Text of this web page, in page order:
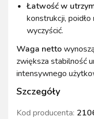
Szczegóły
Kod producenta:
Łatwość w
konstrukcji,
wyczyścić.
Waga netto
zwiększa stabilność
intensywnego